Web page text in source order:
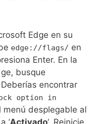
Edge en su
edge://flags/ en
Enter. En la
busque
Deberías encontrar
option in
menú desplegable al
‘Activado‘. Reinicie